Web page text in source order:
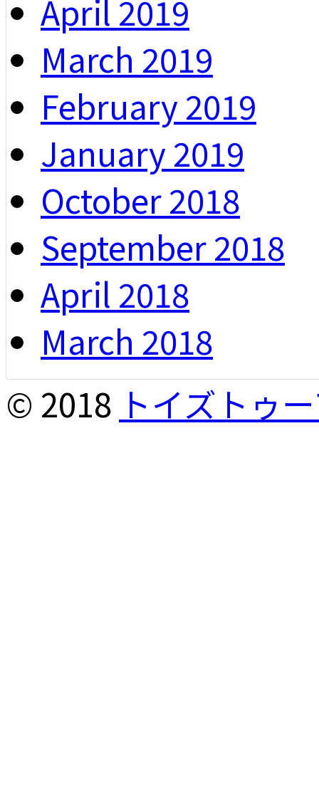
April 2019
March 2019
February 2019
January 2019
October 2018
September 2018
April 2018
March 2018
© 2018 トイズトゥ